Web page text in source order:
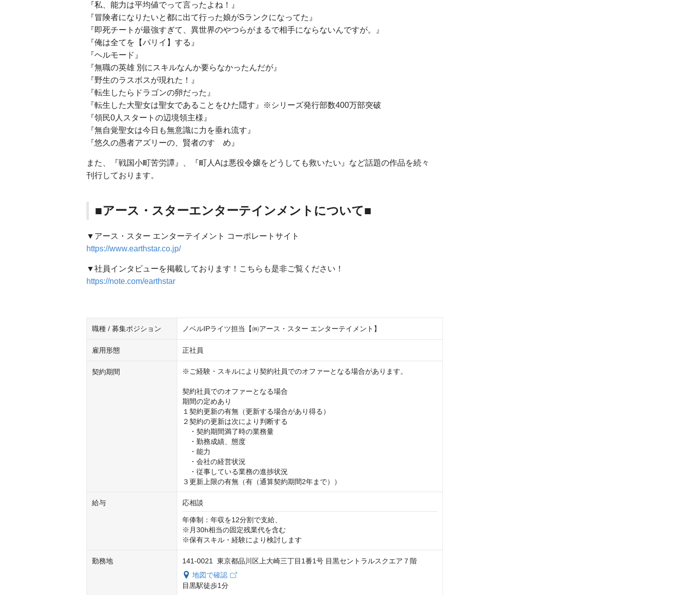
『私、能力は平均値でって言ったよね！』
『冒険者になりたいと都に出て行った娘がSランクになってた』
『即死チートが最強すぎて、異世界のやつらがまるで相手にならないんですが。』
『俺は全てを【パリイ】する』
『ヘルモード』
『無職の英雄 別にスキルなんか要らなかったんだが』
『野生のラスボスが現れた！』
『転生したらドラゴンの卵だった』
『転生した大聖女は聖女であることをひた隠す』※シリーズ発行部数400万部突破
『領民0人スタートの辺境領主様』
『無自覚聖女は今日も無意識に力を垂れ流す』
『悠久の愚者アズリーの、賢者のすゝめ』
また、『戦国小町苦労譚』、『町人Aは悪役令嬢をどうしても救いたい』など話題の作品を続々
刊行しております。
■アース・スターエンターテインメントについて■
▼アース・スター エンターテイメント コーポレートサイト
https://www.earthstar.co.jp/
▼社員インタビューを掲載しております！こちらも是非ご覧ください！
https://note.com/earthstar
職種 / 募集ポジション ノベルIPライツ担当【㈱アース・スター エンターテイメント】
雇用形態 正社員
契約期間 ※ご経験・スキルにより契約社員でのオファーとなる場合があります。
契約社員でのオファーとなる場合
期間の定めあり
１契約更新の有無（更新する場合があり得る）
２契約の更新は次により判断する
・契約期間満了時の業務量
・勤務成績、態度
・能⼒
・会社の経営状況
・従事している業務の進捗状況
３更新上限の有無（有（通算契約期間2年まで））
給与 応相談
年俸制：年収を12分割で支給、
※月30h相当の固定残業代を含む
※保有スキル・経験により検討します
勤務地
141-0021 東京都品川区上大崎三丁目1番1号 目黒セントラルスクエア７階
地図で確認
目黒駅徒歩1分